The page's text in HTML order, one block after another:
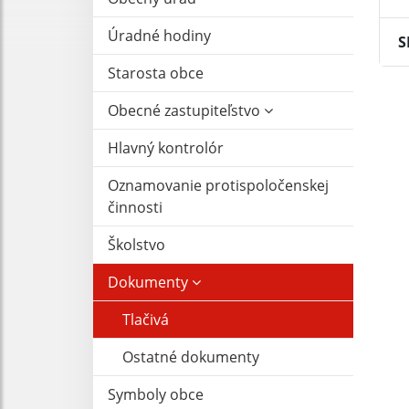
Úradné hodiny
Starosta obce
Obecné zastupiteľstvo
Hlavný kontrolór
Oznamovanie protispoločenskej
činnosti
Školstvo
Dokumenty
Tlačivá
Ostatné dokumenty
Symboly obce